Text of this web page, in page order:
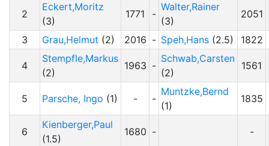
2
Eckert,Moritz
(3)
1771 -
Walter,Rainer
(3)
2051
3 Grau,Helmut (2) 2016 - Speh,Hans (2.5) 1822
4
Stempfle,Markus
(2)
1963 -
Schwab,Carsten
(2)
1561
5 Parsche, Ingo (1) - -
Muntzke,Bernd
(1)
1835
6
Kienberger,Paul
(1.5)
1680 - -